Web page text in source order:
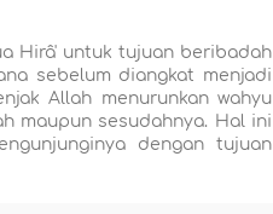
Hirâ' untuk tujuan beribadah
sebelum diangkat menjadi
Allah menurunkan wahyu
maupun sesudahnya. Hal ini
dengan tujuan